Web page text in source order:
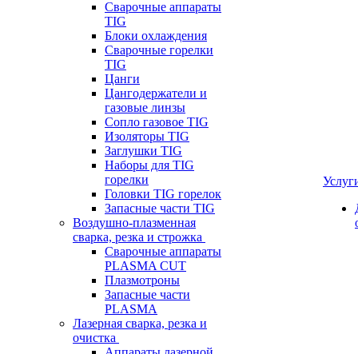
Сварочные аппараты
TIG
Блоки охлаждения
Сварочные горелки
TIG
Цанги
Цангодержатели и
газовые линзы
Сопло газовое TIG
Изоляторы TIG
Заглушки TIG
Наборы для TIG
горелки
Головки TIG горелок
Запасные части TIG
Воздушно-плазменная
сварка, резка и строжка
Сварочные аппараты
PLASMA CUT
Плазмотроны
Запасные части
PLASMA
Лазерная сварка, резка и
очистка